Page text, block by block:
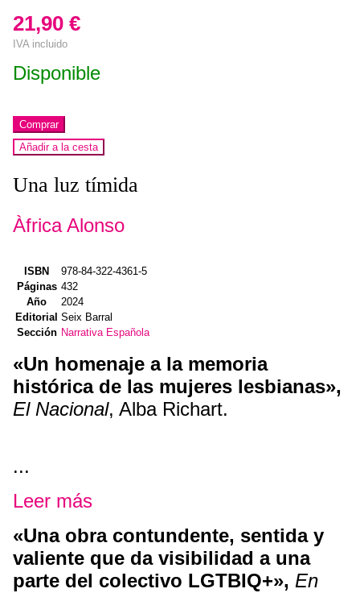
21,90 €
IVA incluido
Disponible
Comprar
Añadir a la cesta
Una luz tímida
Àfrica Alonso
ISBN
978-84-322-4361-5
Páginas 432
Año
2024
Editorial Seix Barral
Sección Narrativa Española
«Un homenaje a la memoria
histórica de las mujeres lesbianas»,
El Nacional, Alba Richart.
...
Leer más
«Una obra contundente, sentida y
valiente que da visibilidad a una
parte del colectivo LGTBIQ+», En